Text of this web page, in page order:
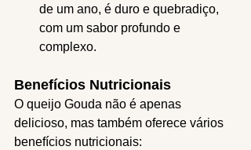
de um ano, é duro e quebradiço,
com um sabor profundo e
complexo.
Benefícios Nutricionais
O queijo Gouda não é apenas
delicioso, mas também oferece vários
benefícios nutricionais: